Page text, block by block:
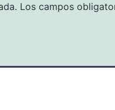
Los campos